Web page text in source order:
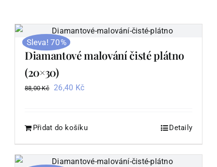
Sleva! 70%
Diamantové malování čisté plátno
(20×30)
88,00Kč
Původní
88,00 Kč.
26,40 KčAktuální
26,40 Kč.
Přidat do košíku Detaily